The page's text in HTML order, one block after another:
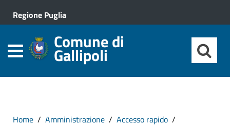
Regione Puglia
Comune di
Gallipoli
Home Amministrazione
Accesso rapido